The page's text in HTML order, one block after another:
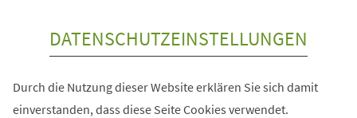
DATENSCHUTZEINSTELLUNGEN
Durch die Nutzung dieser Website erklären Sie sich damit
einverstanden, dass diese Seite Cookies verwendet.